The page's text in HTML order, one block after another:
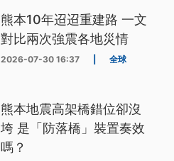
熊本10年迢迢重建路 一文
對比兩次強震各地災情
2026-07-30 16:37 全球
熊本地震高架橋錯位卻沒
垮 是「防落橋」裝置奏效
嗎？